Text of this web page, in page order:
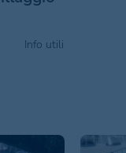
Info utili